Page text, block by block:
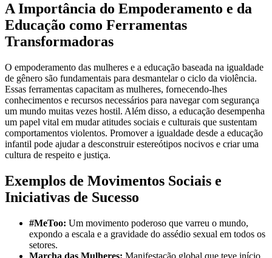
A Importância do Empoderamento e da
Educação como Ferramentas
Transformadoras
O empoderamento das mulheres e a educação baseada na igualdade
de gênero são fundamentais para desmantelar o ciclo da violência.
Essas ferramentas capacitam as mulheres, fornecendo-lhes
conhecimentos e recursos necessários para navegar com segurança
um mundo muitas vezes hostil. Além disso, a educação desempenha
um papel vital em mudar atitudes sociais e culturais que sustentam
comportamentos violentos. Promover a igualdade desde a educação
infantil pode ajudar a desconstruir estereótipos nocivos e criar uma
cultura de respeito e justiça.
Exemplos de Movimentos Sociais e
Iniciativas de Sucesso
#MeToo: Um movimento poderoso que varreu o mundo,
expondo a escala e a gravidade do assédio sexual em todos os
setores.